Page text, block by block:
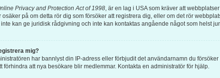
Privacy and Protection Act of 1998, är en lag i USA som kräver att
osäker på om detta rör dig som försöker att registrera dig, eller om det rör
kan ge juridisk rådgivning och inte kan kontaktas angående något som helst
mig?
har bannlyst din IP-adress eller förbjudit det användarnamn du
förhindra att nya besökare blir medlemmar. Kontakta en administratör för hjälp.